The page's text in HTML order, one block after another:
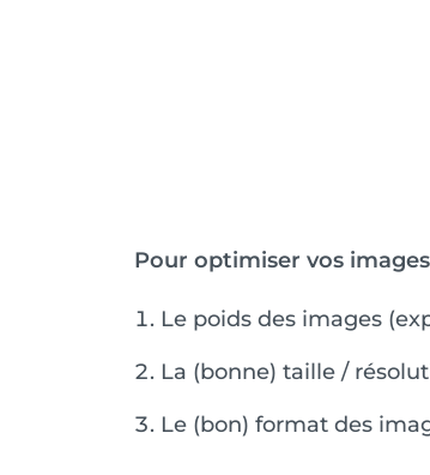
Pour optimiser vos
Le poids des images
La (bonne) taille /
Le (bon) format des